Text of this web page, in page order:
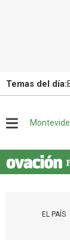
Temas del día:
u
EL PAÍS